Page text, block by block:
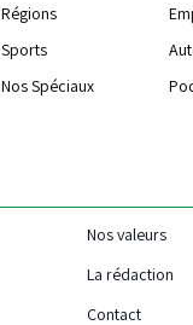
Régions
Sports
Nos Spéciaux
Nos valeurs
La rédaction
Contact